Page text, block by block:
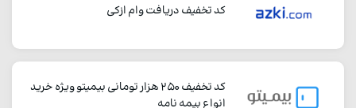
کد تخفیف دریافت وام ازکی
کد تخفیف 250 هزار تومانی بیمیتو ویژه خرید
انواع بیمه نامه